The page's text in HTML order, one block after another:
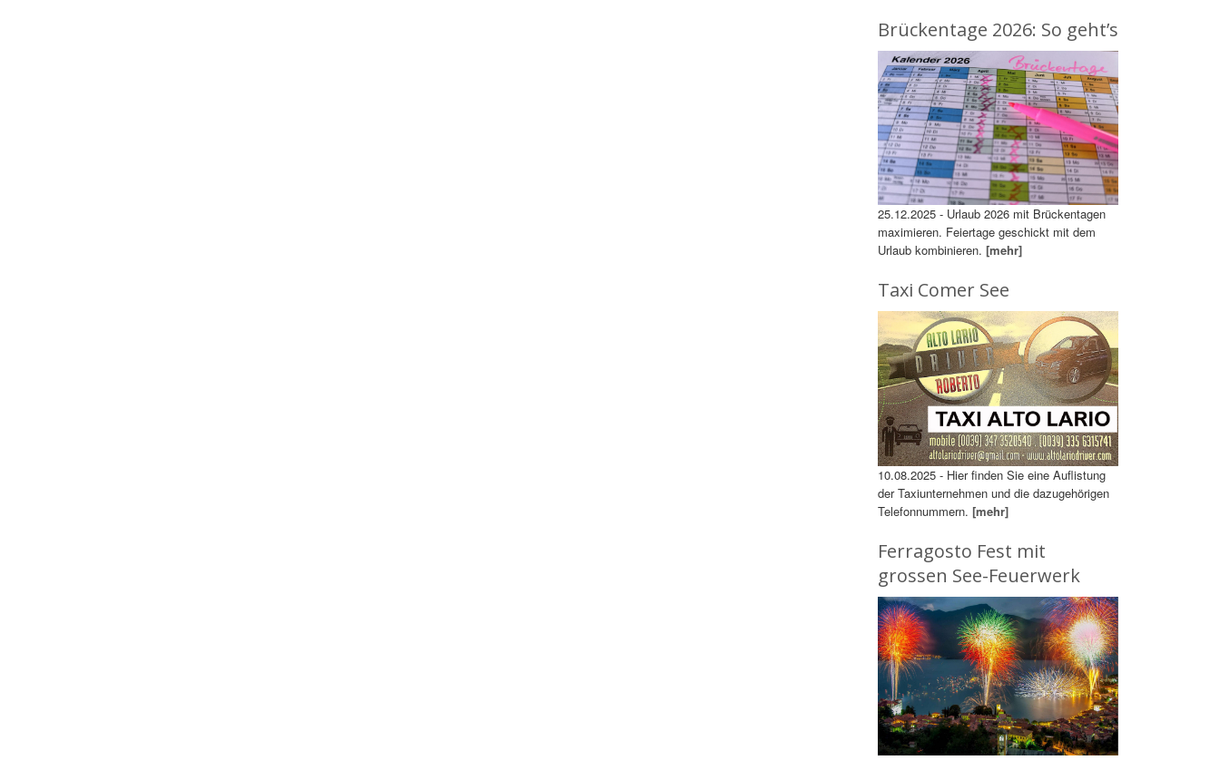
Brückentage 2026: So geht’s
25.12.2025 - Urlaub 2026 mit Brückentagen
maximieren. Feiertage geschickt mit dem
Urlaub kombinieren. [mehr]
Taxi Comer See
10.08.2025 - Hier finden Sie eine Auflistung
der Taxiunternehmen und die dazugehörigen
Telefonnummern. [mehr]
Ferragosto Fest mit
grossen See-Feuerwerk